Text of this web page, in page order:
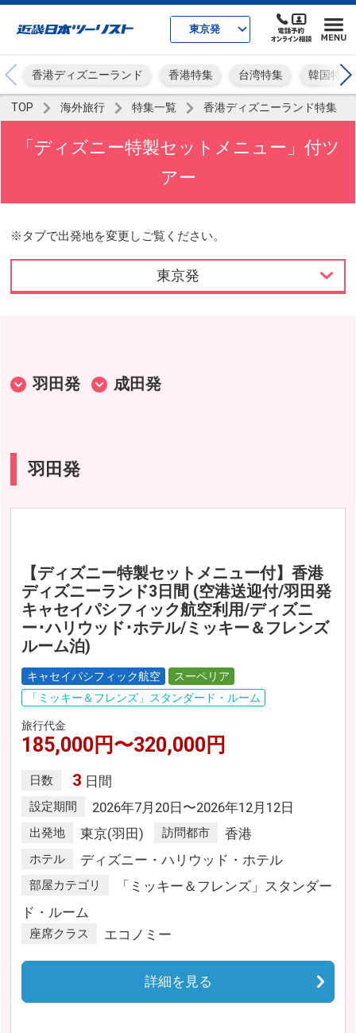
東京発
香港ディズニーランド 香港特集 台湾特集 韓国特集
TOP 海外旅行 特集一覧 香港ディズニーランド特集
「ディズニー特製セットメニュー」付ツ
アー
※タブで出発地を変更しご覧ください。
東京発
大阪発
羽田発 成田発
羽田発
【ディズニー特製セットメニュー付】香港
ディズニーランド3日間 (空港送迎付/羽田発
キャセイパシフィック航空利用/ディズニ
ー･ハリウッド･ホテル/ミッキー＆フレンズ
ルーム泊)
キャセイパシフィック航空
スーペリア
「ミッキー＆フレンズ」スタンダード・ルーム
旅行代金
185,000円〜320,000円
日数 3 日間
設定期間 2026年7月20日〜2026年12月12日
出発地 東京(羽田) 訪問都市 香港
ホテル ディズニー・ハリウッド・ホテル
部屋カテゴリ
「ミッキー＆フレンズ」スタンダー
ド・ルーム
座席クラス エコノミー
詳細を見る